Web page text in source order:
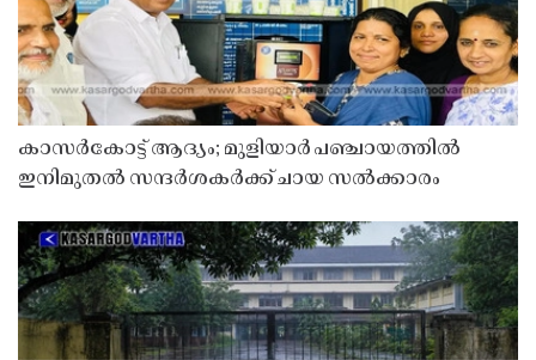
കാസർകോട്ട് ആദ്യം; മുളിയാർ പഞ്ചായത്തിൽ
ഇനിമുതൽ സന്ദർശകർക്ക് ചായ സൽക്കാരം